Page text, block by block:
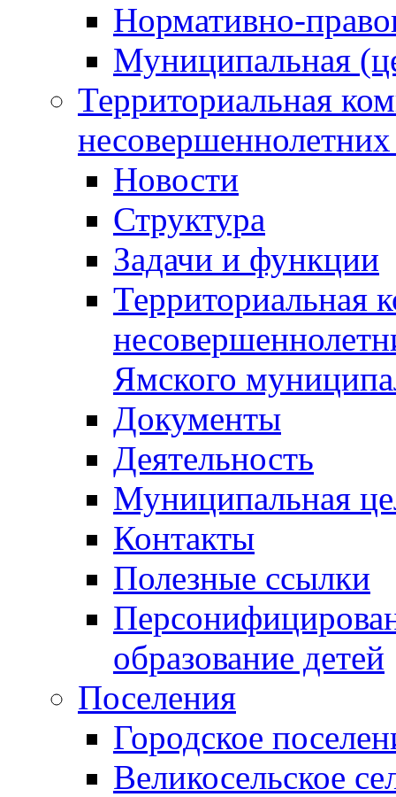
Нормативно-
Муниципальная
Территориальная
Новости
Структура
Задачи и функции
Территориальная
Ямского
Документы
Деятельность
Муниципальная
Контакты
Полезные ссылки
образование детей
Поселения
Городское
Великосельское